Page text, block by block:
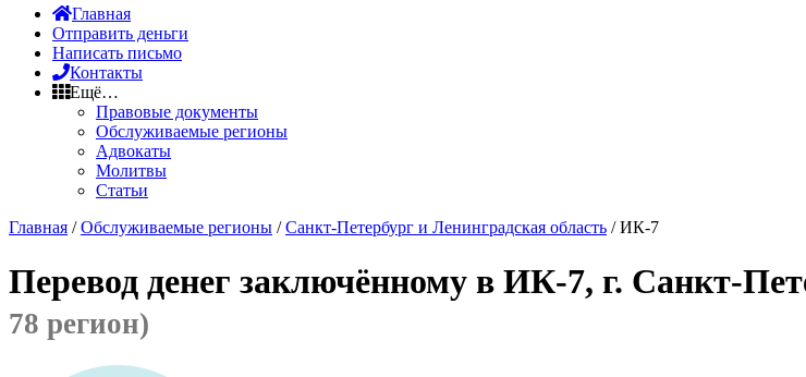
Главная
Отправить деньги
Написать письмо
Контакты
Ещё…
Правовые документы
Обслуживаемые регионы
Адвокаты
Молитвы
Статьи
Главная /Обслуживаемые регионы /Санкт-Петербург и Ленинградская область / ИК-7
Перевод денег заключённому в ИК-7, г. Санкт-
78 регион)